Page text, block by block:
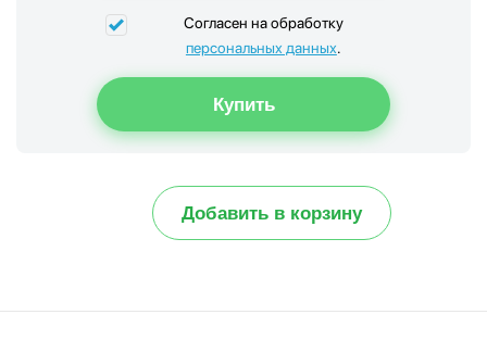
Согласен на обработку
персональных данных.
Добавить в корзину